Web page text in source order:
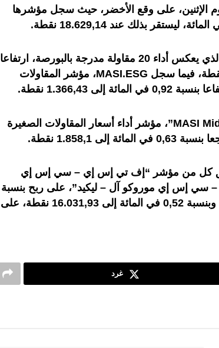
الإثنين، على وقع الأخضر، حيث سجل مؤشرها
من جانبه، سجل مؤشر “MASI.20″، الذي يعكس أداء 20 مقاولة مدرجة بالبورصة، ارتفاعا
بنسبة 0,77 في المائة إلى 1.330,46 نقطة، فيما سجل MASI.ESG، مؤشر المقاولات
في المقابل، حقق “MASI Mid and Small Cap”، مؤشر أداء أسعار المقاولات الصغيرة
1.858,1 نقطة.
كل من مؤشر “إف تي إس إي – سي إس إي
إي – سي إس إي موروكو آل – ليكيد”، على ربح بنسبة
0,89 في المائة إلى 17.857,71 نقطة، وبنسبة 0,52 في المائة إلى 16.031,93 نقطة، على
غرد